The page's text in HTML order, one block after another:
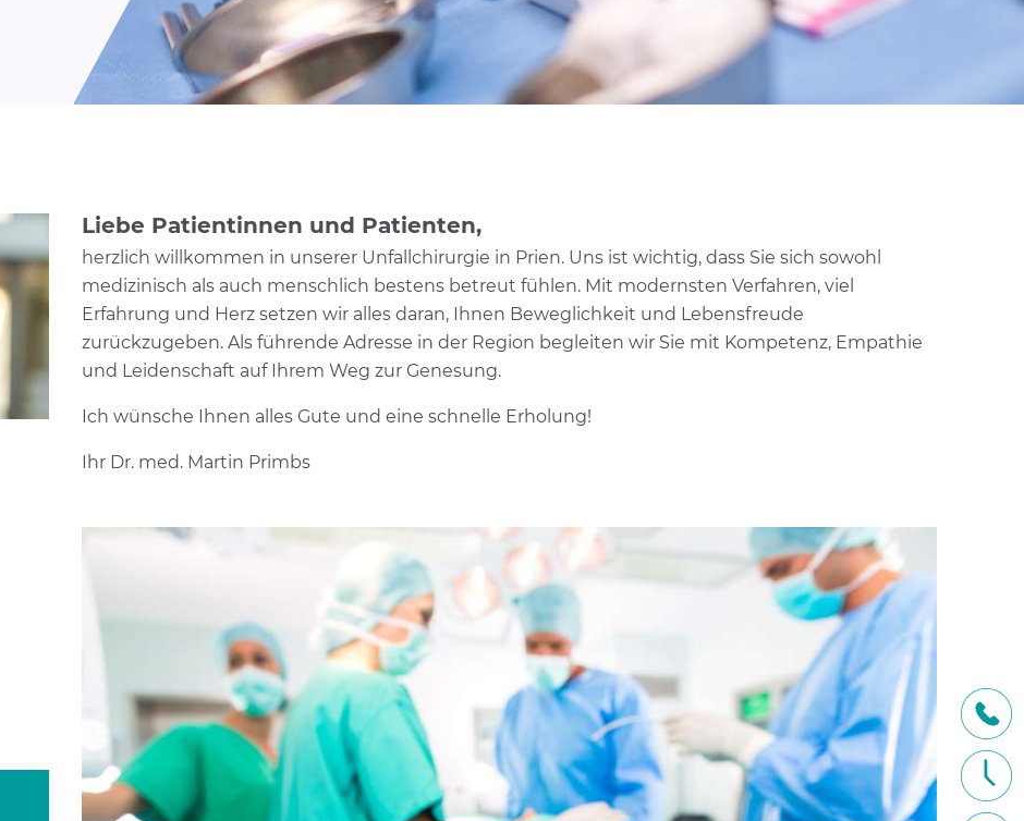
Liebe Patientinnen und Patienten,
herzlich willkommen in unserer Unfallchirurgie in Prien. Uns ist wichtig, dass Sie sich sowohl
medizinisch als auch menschlich bestens betreut fühlen. Mit modernsten Verfahren, viel
Erfahrung und Herz setzen wir alles daran, Ihnen Beweglichkeit und Lebensfreude
zurückzugeben. Als führende Adresse in der Region begleiten wir Sie mit Kompetenz, Empathie
und Leidenschaft auf Ihrem Weg zur Genesung.
Ich wünsche Ihnen alles Gute und eine schnelle Erholung!
Ihr Dr. med. Martin Primbs